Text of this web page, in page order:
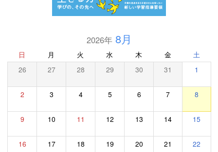
2026年8月
日 月 火 水 木 金 土
26 27 28 29 30 31 1
2 3 4 5 6 7 8
9 10 11 12 13 14 15
16 17 18 19 20 21 22